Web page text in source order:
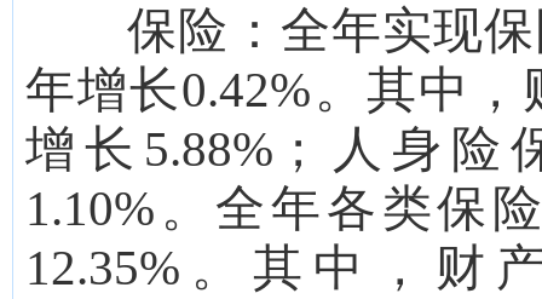
保险： 全年实现
年增长0.42%。其中，
增长 5.88%；人身险
1.10%。全年各类保
12.35%。其中，财